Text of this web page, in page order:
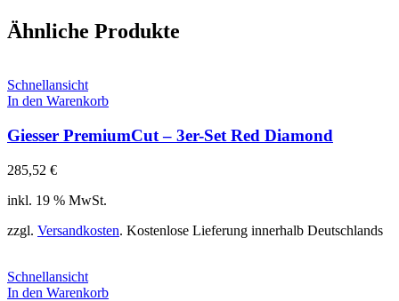
Ähnliche Produkte
Schnellansicht
In den Warenkorb
Giesser PremiumCut – 3er-Set Red Diamond
285,52 €
inkl. 19 % MwSt.
zzgl. Versandkosten. Kostenlose Lieferung innerhalb Deutschlands
Schnellansicht
In den Warenkorb